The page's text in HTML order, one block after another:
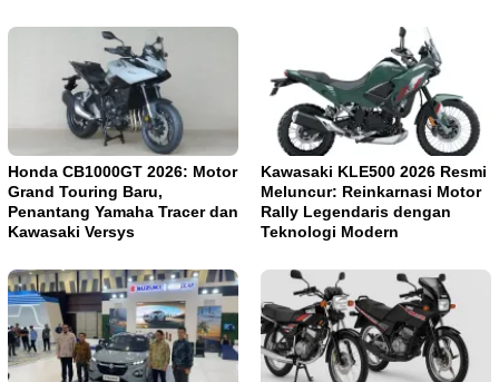
Honda CB1000GT 2026: Motor
Grand Touring Baru,
Penantang Yamaha Tracer dan
Kawasaki Versys
Kawasaki KLE500 2026 Resmi
Meluncur: Reinkarnasi Motor
Rally Legendaris dengan
Teknologi Modern